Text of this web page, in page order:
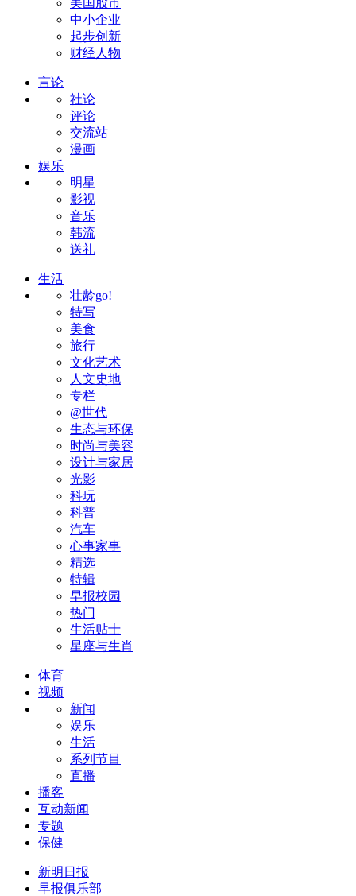
美国股市
中小企业
起步创新
财经人物
言论
社论
评论
交流站
漫画
娱乐
明星
影视
音乐
韩流
送礼
生活
壮龄go!
特写
美食
旅行
文化艺术
人文史地
专栏
@世代
生态与环保
时尚与美容
设计与家居
光影
科玩
科普
汽车
心事家事
精选
特辑
早报校园
热门
生活贴士
星座与生肖
体育
视频
新闻
娱乐
生活
系列节目
直播
播客
互动新闻
专题
保健
新明日报
早报俱乐部